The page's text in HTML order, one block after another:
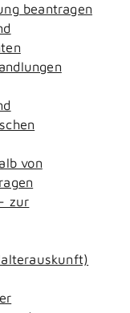
beantragen
von
zur